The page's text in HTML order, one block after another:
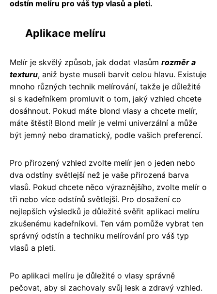
odstín melíru pro váš typ vlasů a pleti.
Aplikace melíru
Melír je skvělý způsob, jak dodat vlasům rozměr a
texturu, aniž byste museli barvit celou hlavu. Existuje
mnoho různých technik melírování, takže je důležité
si s kadeřníkem promluvit o tom, jaký vzhled chcete
dosáhnout. Pokud máte blond vlasy a chcete melír,
máte štěstí! Blond melír je velmi univerzální a může
být jemný nebo dramatický, podle vašich preferencí.
Pro přirozený vzhled zvolte melír jen o jeden nebo
dva odstíny světlejší než je vaše přirozená barva
vlasů. Pokud chcete něco výraznějšího, zvolte melír o
tři nebo více odstínů světlejší. Pro dosažení co
nejlepších výsledků je důležité svěřit aplikaci melíru
zkušenému kadeřníkovi. Ten vám pomůže vybrat ten
správný odstín a techniku melírování pro váš typ
vlasů a pleti.
Po aplikaci melíru je důležité o vlasy správně
pečovat, aby si zachovaly svůj lesk a zdravý vzhled.